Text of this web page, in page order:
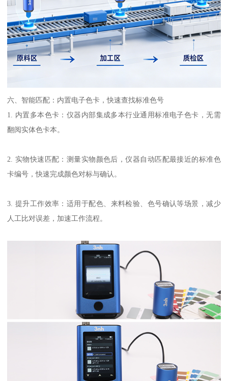
六、智能匹配：内置电子色卡，快速查找标准色号
1. 内置多本色卡：仪器内部集成多本行业通用标准电子色卡，无需
翻阅实体色卡本。
2. 实物快速匹配：测量实物颜色后，仪器自动匹配最接近的标准色
卡编号，快速完成颜色对标与确认。
3. 提升工作效率：适用于配色、来料检验、色号确认等场景，减少
人工比对误差，加速工作流程。